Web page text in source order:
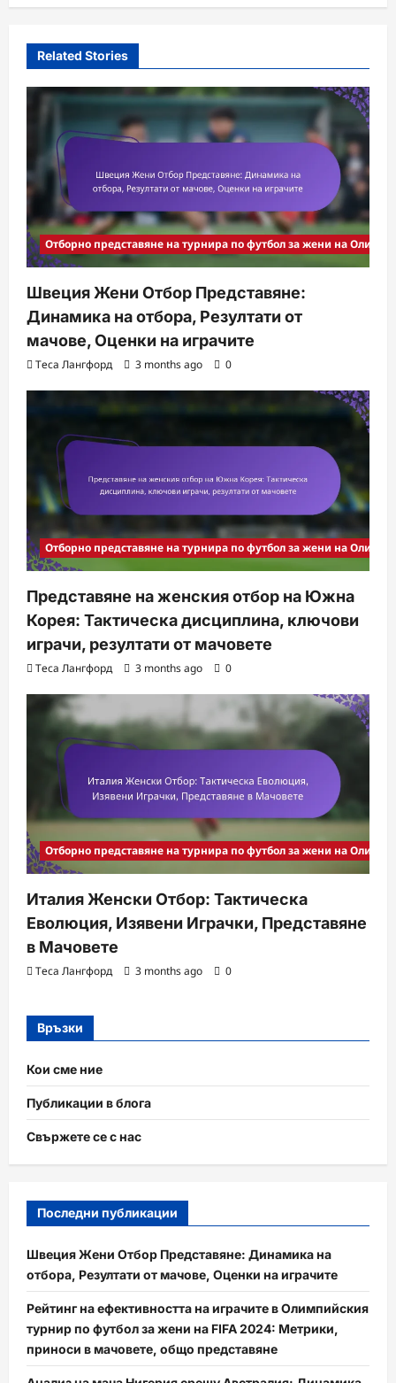
Related Stories
Отборно представяне на турнира по футбол за жени на
Швеция Жени Отбор Представяне:
Динамика на отбора, Резултати от
мачове, Оценки на играчите
Теса Лангфорд 3 months ago 0
Отборно представяне на турнира по футбол за жени на
Представяне на женския отбор на Южна
Корея: Тактическа дисциплина, ключови
играчи, резултати от мачовете
Теса Лангфорд 3 months ago 0
Отборно представяне на турнира по футбол за жени на
Италия Женски Отбор: Тактическа
Еволюция, Изявени Играчки, Представяне
в Мачовете
Теса Лангфорд 3 months ago 0
Връзки
Кои сме ние
Публикации в блога
Свържете се с нас
Последни публикации
Швеция Жени Отбор Представяне: Динамика на
отбора, Резултати от мачове, Оценки на играчите
Рейтинг на ефективността на играчите в Олимпийския
турнир по футбол за жени на FIFA 2024: Метрики,
приноси в мачовете, общо представяне